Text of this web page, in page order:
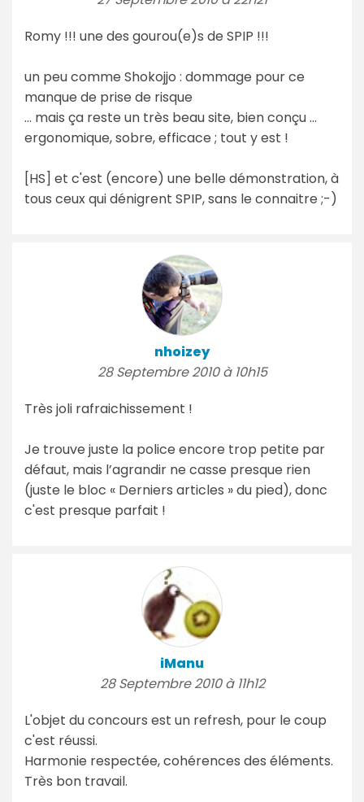
Romy !!! une des gourou(e)s de SPIP !!!
un peu comme Shokojjo : dommage pour ce
manque de prise de risque
... mais ça reste un très beau site, bien conçu ...
ergonomique, sobre, efficace ; tout y est !
[HS] et c'est (encore) une belle démonstration, à
tous ceux qui dénigrent SPIP, sans le connaitre ;-)
nhoizey
28 Septembre 2010 à 10h15
Très joli rafraichissement !
Je trouve juste la police encore trop petite par
défaut, mais l’agrandir ne casse presque rien
(juste le bloc « Derniers articles » du pied), donc
c'est presque parfait !
iManu
28 Septembre 2010 à 11h12
L'objet du concours est un refresh, pour le coup
c'est réussi.
Harmonie respectée, cohérences des éléments.
Très bon travail.